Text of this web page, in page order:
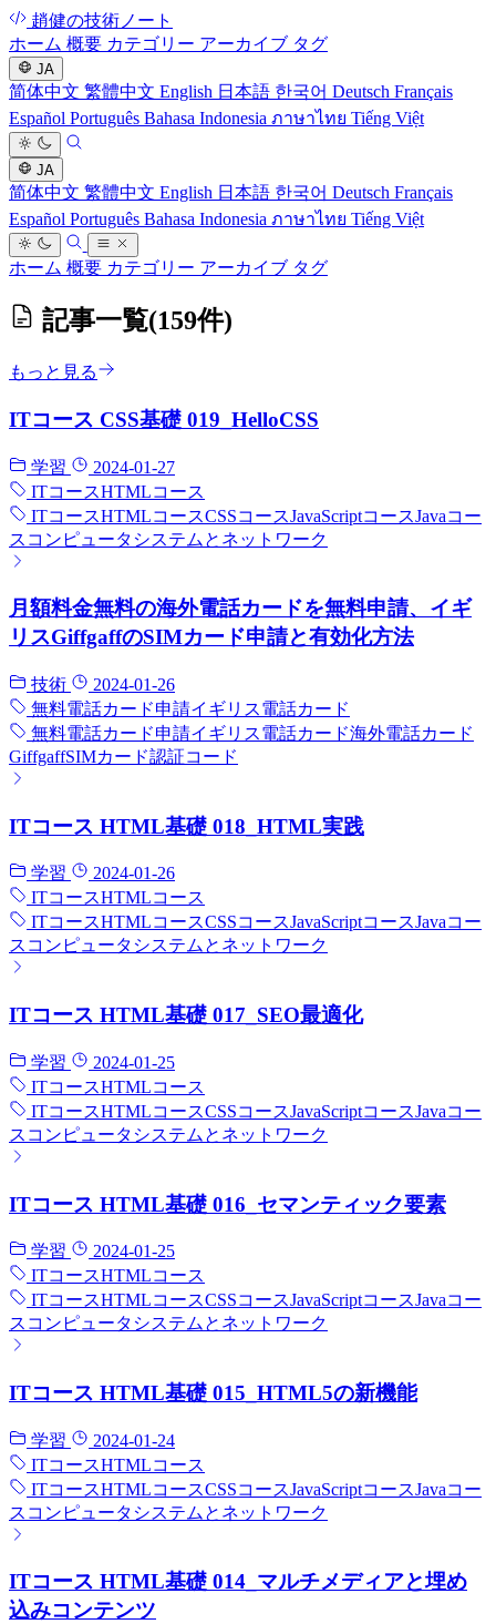
趙健の技術ノート
ホーム 概要 カテゴリー アーカイブ タグ
JA
简体中文 繁體中文 English 日本語 한국어 Deutsch Français
Español Português Bahasa Indonesia ภาษาไทย Tiếng Việt
JA
简体中文 繁體中文 English 日本語 한국어 Deutsch Français
Español Português Bahasa Indonesia ภาษาไทย Tiếng Việt
ホーム 概要 カテゴリー アーカイブ タグ
記事一覧(159件)
もっと見る
ITコース CSS基礎 019_HelloCSS
学習
2024-01-27
ITコースHTMLコース
ITコースHTMLコースCSSコースJavaScriptコースJavaコー
ス コンピュータシステムとネットワーク
月額料金無料の海外電話カードを無料申請、イギ
リスGiffgaffのSIMカード申請と有効化方法
技術
2024-01-26
無料電話カード申請イギリス電話カード
無料電話カード申請イギリス電話カード海外電話カード
GiffgaffSIMカード認証コード
ITコース HTML基礎 018_HTML実践
学習
2024-01-26
ITコースHTMLコース
ITコースHTMLコースCSSコースJavaScriptコースJavaコー
ス コンピュータシステムとネットワーク
ITコース HTML基礎 017_SEO最適化
学習
2024-01-25
ITコースHTMLコース
ITコースHTMLコースCSSコースJavaScriptコースJavaコー
ス コンピュータシステムとネットワーク
ITコース HTML基礎 016_セマンティック要素
学習
2024-01-25
ITコースHTMLコース
ITコースHTMLコースCSSコースJavaScriptコースJavaコー
ス コンピュータシステムとネットワーク
ITコース HTML基礎 015_HTML5の新機能
学習
2024-01-24
ITコースHTMLコース
ITコースHTMLコースCSSコースJavaScriptコースJavaコー
ス コンピュータシステムとネットワーク
ITコース HTML基礎 014_マルチメディアと埋め
込みコンテンツ